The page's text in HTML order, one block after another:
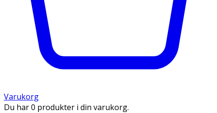
Varukorg
Du har 0 produkter i din varukorg.